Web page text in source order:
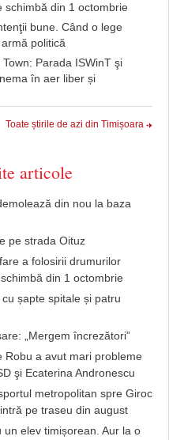
schimbă din 1 octombrie
bune. Când o lege
politică
Parada ISWinT şi
în aer liber și
Toate știrile de azi din Timișoara
articole
din nou la baza
pe strada Oituz
a folosirii drumurilor
din 1 octombrie
șapte spitale și patru
„Mergem încrezători”
Robu a avut mari probleme
şi Ecaterina Andronescu
metropolitan spre Giroc
pe traseu din august
elev timișorean. Aur la o